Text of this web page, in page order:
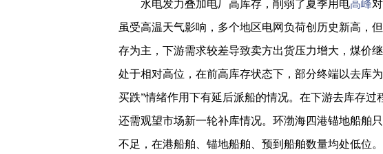
水电发力叠加电厂高库存，削弱了夏季用电高峰
虽受高温天气影响，多个地区电网负荷创历史新高，
存为主，下游需求较差导致卖方出货压力增大，煤价
处于相对高位，在前高库存状态下，部分终端以去库
买跌”情绪作用下有延后派船的情况。在下游去库存过
还需观望市场新一轮补库情况。环渤海四港锚地船舶
不足，在港船舶、锚地船舶、预到船舶数量均处低位